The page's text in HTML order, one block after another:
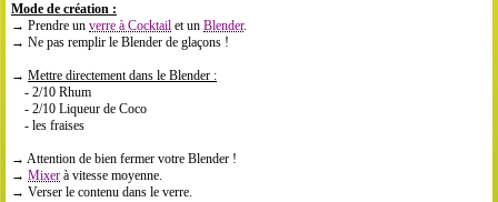
Mode de création :
→ Prendre un verre à Cocktail et un Blender.
→ Ne pas remplir le Blender de glaçons !
→ Mettre directement dans le Blender :
- 2/10 Rhum
- 2/10 Liqueur de Coco
- les fraises
→ Attention de bien fermer votre Blender !
→ Mixer à vitesse moyenne.
→ Verser le contenu dans le verre.